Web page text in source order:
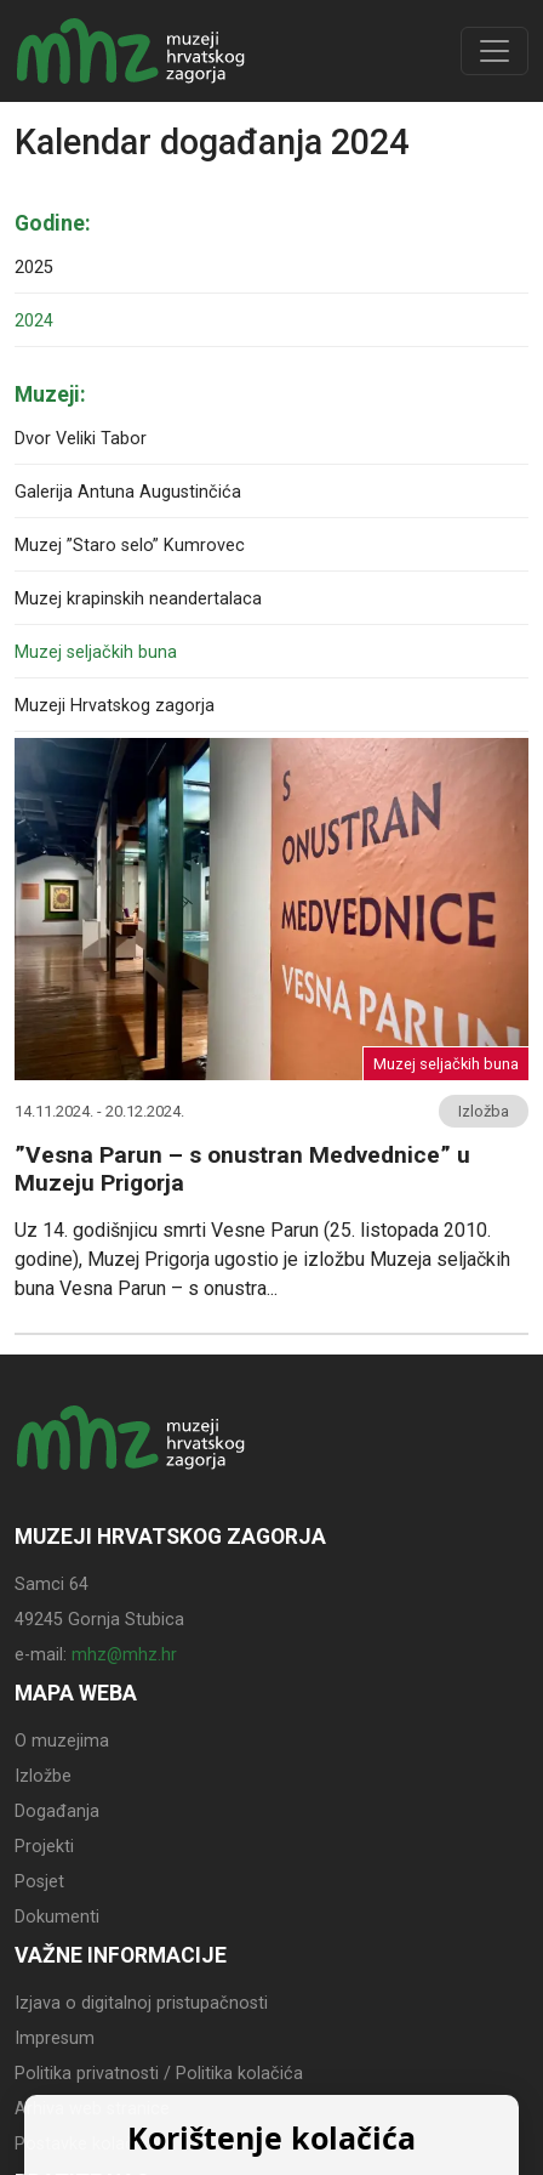
Kalendar događanja 2024
Godine:
2025
2024
Muzeji:
Dvor Veliki Tabor
Galerija Antuna Augustinčića
Muzej ”Staro selo” Kumrovec
Muzej krapinskih neandertalaca
Muzej seljačkih buna
Muzeji Hrvatskog zagorja
Muzej seljačkih buna
14.11.2024. - 20.12.2024. Izložba
”Vesna Parun – s onustran Medvednice” u
Muzeju Prigorja
Uz 14. godišnjicu smrti Vesne Parun (25. listopada 2010.
godine), Muzej Prigorja ugostio je izložbu Muzeja seljačkih
buna Vesna Parun – s onustra...
MUZEJI HRVATSKOG ZAGORJA
Samci 64
49245 Gornja Stubica
e-mail: mhz@mhz.hr
MAPA WEBA
O muzejima
Izložbe
Događanja
Projekti
Posjet
Dokumenti
VAŽNE INFORMACIJE
Izjava o digitalnoj pristupačnosti
Impresum
Politika privatnosti / Politika kolačića
Arhiva web stranice
Postavke kolačićaKorištenje kolačića